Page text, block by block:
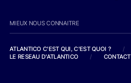
MIEUX NOUS CONNAITRE
ATLANTICO C'EST QUI, C'EST QUOI ?
/
LE RESEAU D'ATLANTICO
/ CONTACT